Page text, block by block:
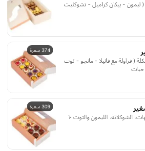
( ليمون - بيكان كراميل - تشوكليت
374 سعرة
( فراولة مع فانيلا - مانجو - توت
309 سعرة
ميني سويس رول بثلاث نكهات، الشوكلاتة، الليمون والتوت ١٠